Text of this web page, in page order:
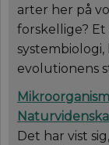
arter her på
forskellige?
evolutionens
Det har vist